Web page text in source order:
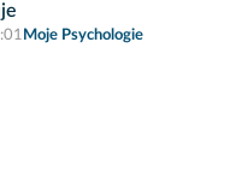
Moje Psychologie